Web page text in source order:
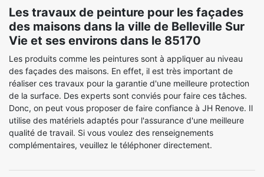
Les travaux de peinture pour les façades
des maisons dans la ville de Belleville Sur
Vie et ses environs dans le 85170
Les produits comme les peintures sont à appliquer au niveau
des façades des maisons. En effet, il est très important de
réaliser ces travaux pour la garantie d'une meilleure protection
de la surface. Des experts sont conviés pour faire ces tâches.
Donc, on peut vous proposer de faire confiance à JH Renove. Il
utilise des matériels adaptés pour l'assurance d'une meilleure
qualité de travail. Si vous voulez des renseignements
complémentaires, veuillez le téléphoner directement.